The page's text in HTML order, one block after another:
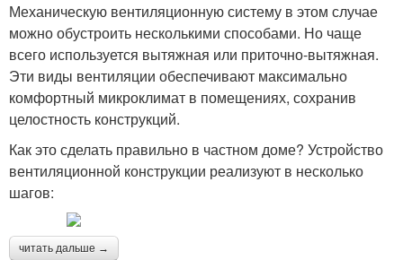
Механическую вентиляционную систему в этом случае
можно обустроить несколькими способами. Но чаще
всего используется вытяжная или приточно-вытяжная.
Эти виды вентиляции обеспечивают максимально
комфортный микроклимат в помещениях, сохранив
целостность конструкций.
Как это сделать правильно в частном доме? Устройство
вентиляционной конструкции реализуют в несколько
шагов:
читать дальше →